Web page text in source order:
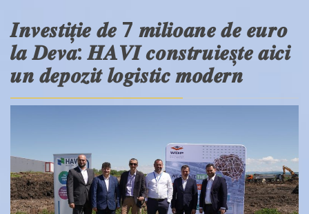
𝑰𝒏𝒗𝒆𝒔𝒕𝒊𝒕̦𝒊𝒆 𝒅𝒆 7 𝒎𝒊𝒍𝒊𝒐𝒂𝒏𝒆 𝒅𝒆 𝒆𝒖𝒓𝒐
𝒍𝒂 𝑫𝒆𝒗𝒂: 𝑯𝑨𝑽𝑰 𝒄𝒐𝒏𝒔𝒕𝒓𝒖𝒊𝒆𝒔̦𝒕𝒆 𝒂𝒊𝒄𝒊
𝒖𝒏 𝒅𝒆𝒑𝒐𝒛𝒊𝒕 𝒍𝒐𝒈𝒊𝒔𝒕𝒊𝒄 𝒎𝒐𝒅𝒆𝒓𝒏